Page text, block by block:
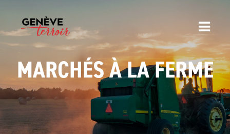
MARCHÉS À LA FERME